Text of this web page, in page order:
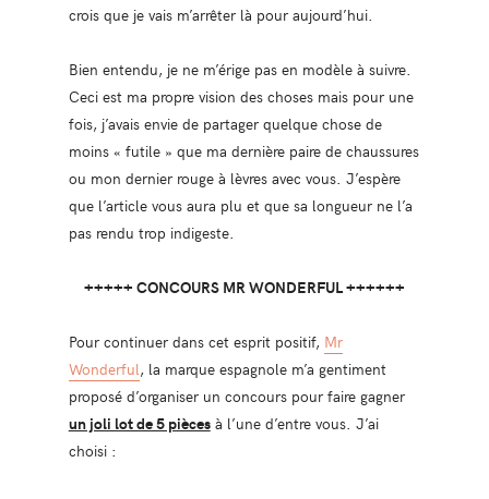
crois que je vais m’arrêter là pour aujourd’hui.
Bien entendu, je ne m’érige pas en modèle à suivre.
Ceci est ma propre vision des choses mais pour une
fois, j’avais envie de partager quelque chose de
moins « futile » que ma dernière paire de chaussures
ou mon dernier rouge à lèvres avec vous. J’espère
que l’article vous aura plu et que sa longueur ne l’a
pas rendu trop indigeste.
+++++ CONCOURS MR WONDERFUL ++++++
Pour continuer dans cet esprit positif, Mr
Wonderful, la marque espagnole m’a gentiment
proposé d’organiser un concours pour faire gagner
un joli lot de 5 piècesà l’une d’entre vous. J’ai
choisi :